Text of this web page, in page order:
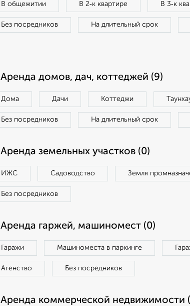
В общежитии В 2‑к квартире В 3‑к
Без посредников На длительный срок
Аренда домов, дач, коттеджей (9)
Дома Дачи Коттеджи
Без посредников На длительный срок
Аренда земельных участков (0)
ИЖС Садоводство Земля
Без посредников
Аренда гаржей, машиномест (0)
Гаражи Машиноместа в паркинге
Агенство Без посредников
Аренда коммерческой недвижимости